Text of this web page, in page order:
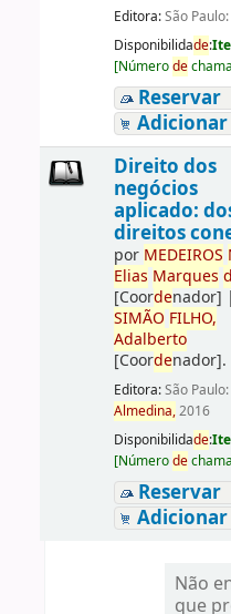
Editora:São Paulo:
Disponibilidade:
[Númerode
Reservar
Direito dos
negócios
aplicado:
direitos
por MEDEIROS
Elias Marques
[Coordenador] |
SIMÃO FILHO,
Adalberto
[Coordenador].
Editora:São Paulo:
Almedina,2016
Disponibilidade:
[Númerode
Reservar
Não
que